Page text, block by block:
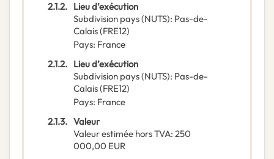
2.1.2. Lieu d’exécution
Subdivision pays (NUTS): Pas-de-
Calais(FRE12)
Pays: France
2.1.2. Lieu d’exécution
Subdivision pays (NUTS): Pas-de-
Calais(FRE12)
Pays: France
2.1.3. Valeur
Valeur estimée hors TVA: 250
000,00 EUR